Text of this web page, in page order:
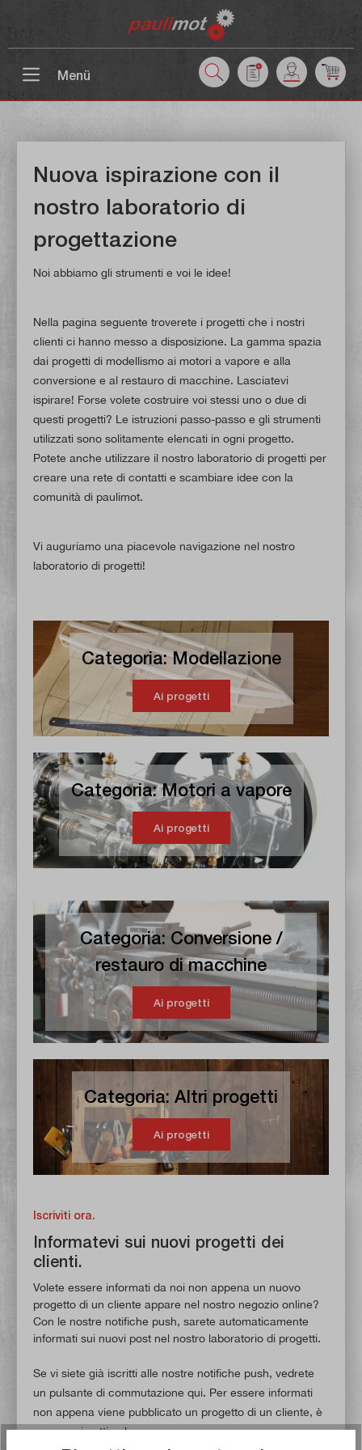
Menü
Nuova ispirazione con il
nostro laboratorio di
progettazione
Noi abbiamo gli strumenti e voi le idee!
Nella pagina seguente troverete i progetti che i nostri
clienti ci hanno messo a disposizione. La gamma spazia
dai progetti di modellismo ai motori a vapore e alla
conversione e al restauro di macchine. Lasciatevi
ispirare! Forse volete costruire voi stessi uno o due di
questi progetti? Le istruzioni passo-passo e gli strumenti
utilizzati sono solitamente elencati in ogni progetto.
Potete anche utilizzare il nostro laboratorio di progetti per
creare una rete di contatti e scambiare idee con la
comunità di paulimot.
Vi auguriamo una piacevole navigazione nel nostro
laboratorio di progetti!
Categoria: Modellazione
Ai progetti
Categoria: Motori a vapore
Ai progetti
Categoria: Conversione /
restauro di macchine
Ai progetti
Categoria: Altri progetti
Ai progetti
Iscriviti ora.
Informatevi sui nuovi progetti dei
clienti.
Volete essere informati da noi non appena un nuovo
progetto di un cliente appare nel nostro negozio online?
Con le nostre notifiche push, sarete automaticamente
informati sui nuovi post nel nostro laboratorio di progetti.
Se vi siete già iscritti alle nostre notifiche push, vedrete
un pulsante di commutazione qui. Per essere informati
non appena viene pubblicato un progetto di un cliente, è
necessario attivarlo.